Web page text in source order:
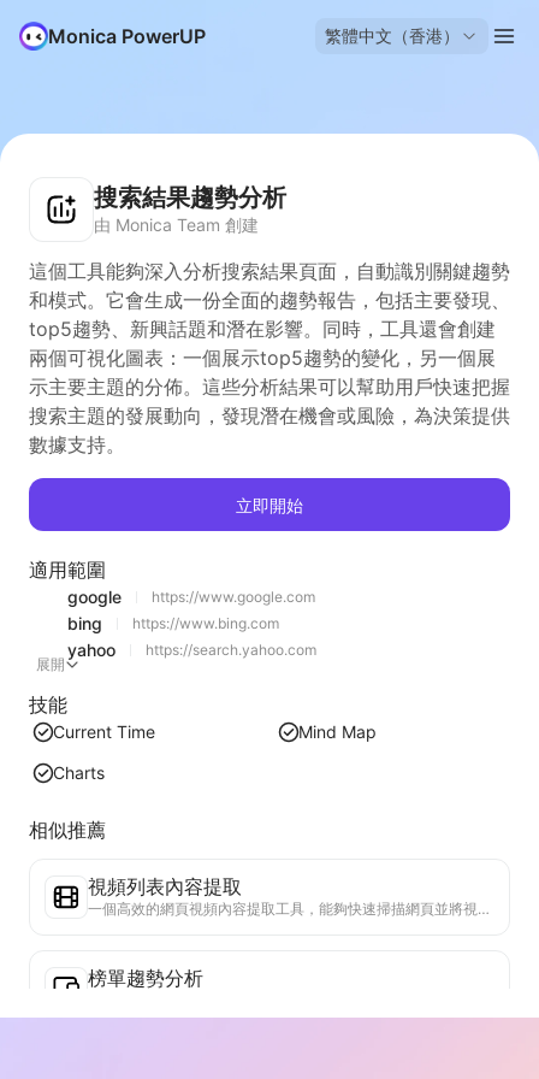
Monica PowerUP 繁體中文（香港）
搜索結果趨勢分析
由 Monica Team 創建
這個工具能夠深入分析搜索結果頁面，自動識別關鍵趨勢
和模式。它會生成一份全面的趨勢報告，包括主要發現、
top5趨勢、新興話題和潛在影響。同時，工具還會創建
兩個可視化圖表：一個展示top5趨勢的變化，另一個展
示主要主題的分佈。這些分析結果可以幫助用戶快速把握
搜索主題的發展動向，發現潛在機會或風險，為決策提供
數據支持。
立即開始
適用範圍
google https://www.google.com
bing https://www.bing.com
yahoo
https://search.yahoo.com
展開
技能
Current Time
Mind Map
Charts
相似推薦
視頻列表內容提取
一個高效的網頁視頻內容提取工具，能夠快速掃描網頁並將視頻信息整理成結構化的Markdown表格。
榜單趨勢分析